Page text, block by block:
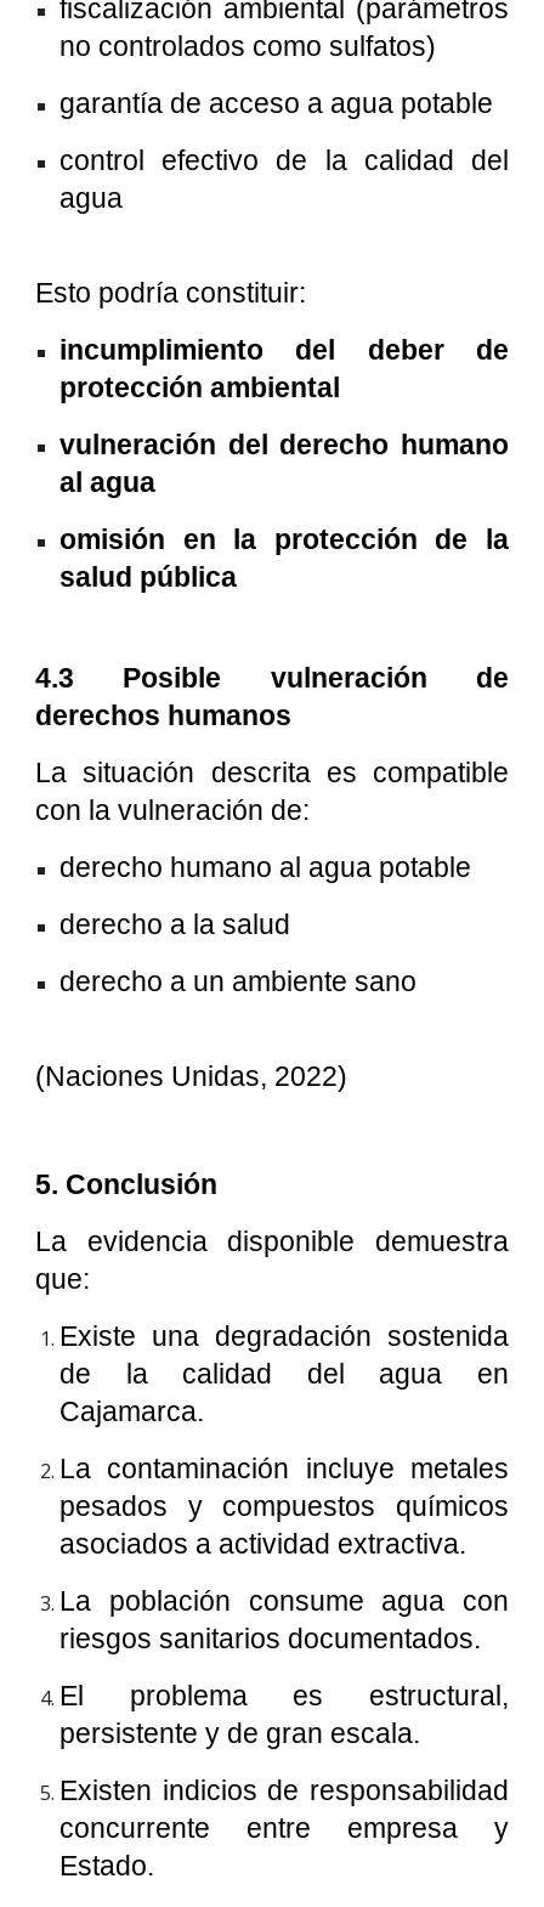
fiscalización ambiental (parámetros
no controlados como sulfatos)
garantía de acceso a agua potable
control efectivo de la calidad del
agua
Esto podría constituir:
incumplimiento del deber de
protección ambiental
vulneración del derecho humano
al agua
omisión en la protección de la
salud pública
4.3 Posible vulneración de
derechos humanos
La situación descrita es compatible
con la vulneración de:
derecho humano al agua potable
derecho a la salud
derecho a un ambiente sano
(Naciones Unidas, 2022)
5. Conclusión
La evidencia disponible demuestra
que:
Existe una degradación sostenida
de la calidad del agua en
Cajamarca.
La contaminación incluye metales
pesados y compuestos químicos
asociados a actividad extractiva.
La población consume agua con
riesgos sanitarios documentados.
El problema es estructural,
persistente y de gran escala.
Existen indicios de responsabilidad
concurrente entre empresa y
Estado.